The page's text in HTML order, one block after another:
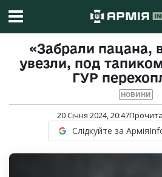
«Забрали пацана,
увезли, под
ГУР
НОВИНИ
20 Січня 2024, 20:47
Слідкуйте за